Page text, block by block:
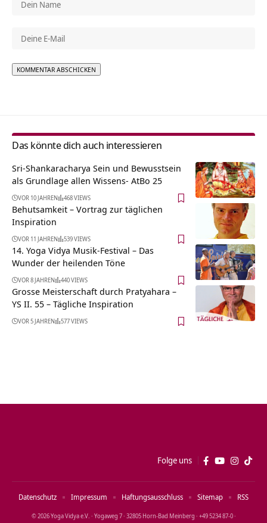
Das könnte dich auch interessieren
Sri-Shankaracharya Sein und Bewusstsein
als Grundlage allen Wissens- AtBo 25
VOR 10 JAHREN 468 VIEWS
Behutsamkeit – Vortrag zur täglichen
Inspiration
VOR 11 JAHREN 539 VIEWS
14. Yoga Vidya Musik-Festival – Das
Wunder der heilenden Töne
VOR 8 JAHREN 440 VIEWS
Grosse Meisterschaft durch Pratyahara –
YS II. 55 – Tägliche Inspiration
VOR 5 JAHREN 577 VIEWS
Folge uns
© 2026 Yoga Vidya e.V. · Yogaweg 7 · 32805 Horn‑Bad Meinberg · +49 5234 87‑0 ·
Datenschutz Impressum Haftungsausschluss Sitemap RSS